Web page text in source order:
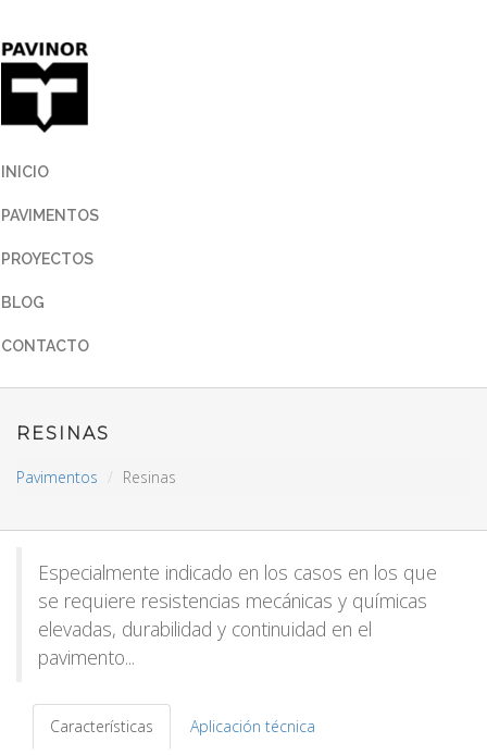
INICIO
PAVIMENTOS
PROYECTOS
BLOG
CONTACTO
RESINAS
Pavimentos Resinas
Especialmente indicado en los casos en los que
se requiere resistencias mecánicas y químicas
elevadas, durabilidad y continuidad en el
pavimento...
Características Aplicación técnica